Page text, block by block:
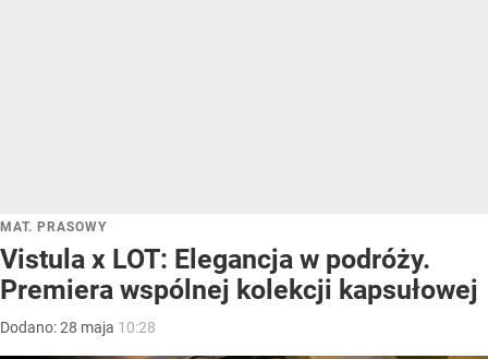
MAT. PRASOWY
Vistula x LOT: Elegancja w podróży.
Premiera wspólnej kolekcji kapsułowej
Dodano:28 maja 10:28